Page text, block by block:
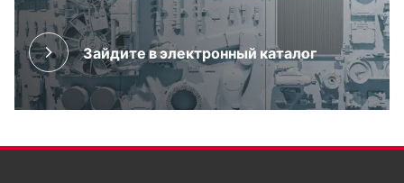
Зайдите в электронный каталог